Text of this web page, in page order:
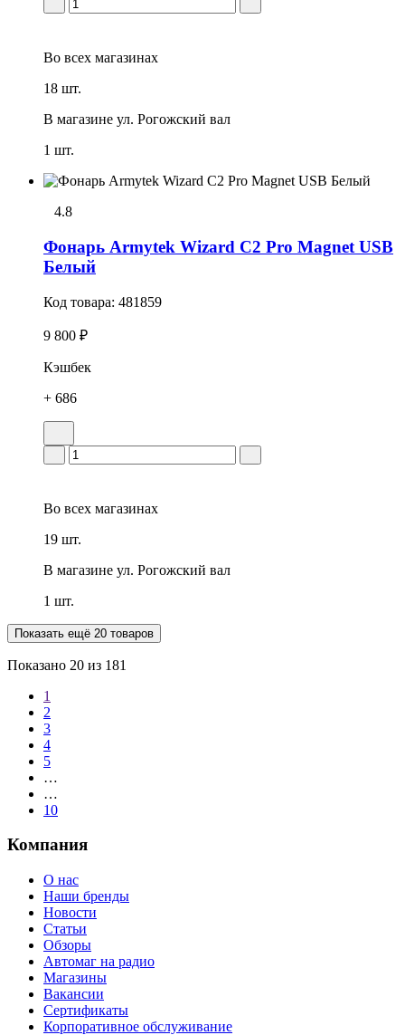
Во всех магазинах
18 шт.
В магазине ул. Рогожский вал
1 шт.
4.8
Фонарь Armytek Wizard C2 Pro Magnet USB
Белый
Код товара: 481859
9 800 ₽
Кэшбек
+ 686
Во всех магазинах
19 шт.
В магазине ул. Рогожский вал
1 шт.
Показать ещё 20 товаров
Показано 20 из 181
1
2
3
4
5
…
…
10
Компания
О нас
Наши бренды
Новости
Статьи
Обзоры
Автомаг на радио
Магазины
Вакансии
Сертификаты
Корпоративное обслуживание